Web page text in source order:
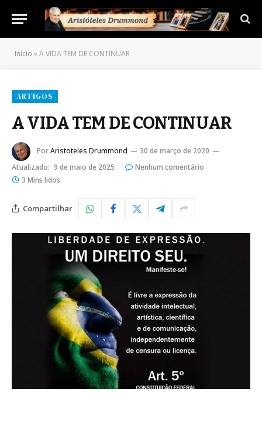
Início »A VIDA TEM DE CONTINUAR
ARTIGOS
A VIDA TEM DE CONTINUAR
PorAristoteles Drummond
30 de março de 2020
Atualizado: 9 de maio de 2025
Nenhum comentário
3 Mins lidos
Compartilhar